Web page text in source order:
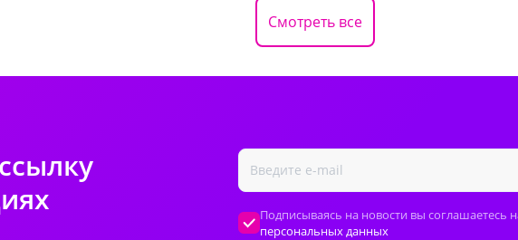
Смотреть все
Подписываясь на новости вы соглашаетесь
персональных данных